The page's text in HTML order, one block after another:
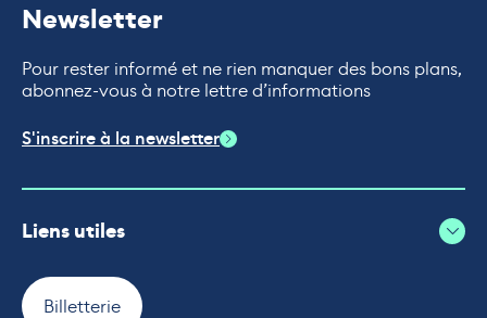
Newsletter
Pour rester informé et ne rien manquer des bons plans,
abonnez-vous à notre lettre d’informations
S'inscrire à la newsletter
Liens utiles
Billetterie